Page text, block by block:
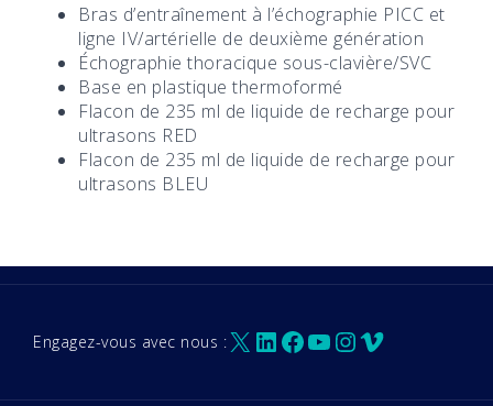
Bras d’entraînement à l’échographie PICC et
ligne IV/artérielle de deuxième génération
Échographie thoracique sous-clavière/SVC
Base en plastique thermoformé
Flacon de 235 ml de liquide de recharge pour
ultrasons RED
Flacon de 235 ml de liquide de recharge pour
ultrasons BLEU
Engagez-vous avec nous :X LinkedIn
Facebook
YouTube
Instagram
Vimeo